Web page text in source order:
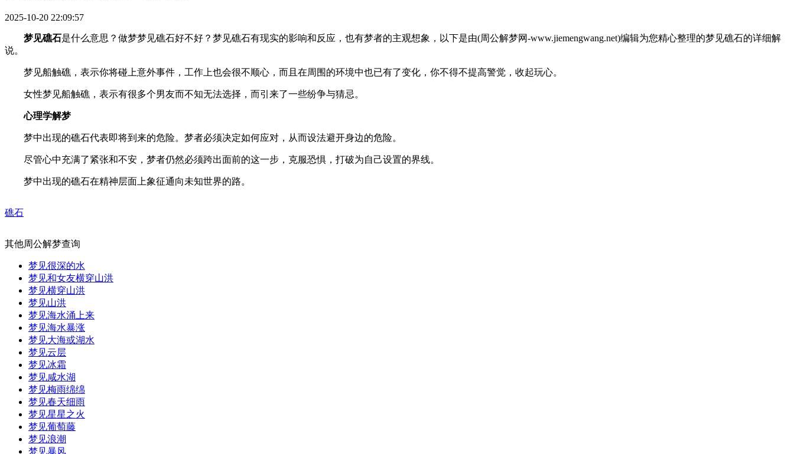
2025-10-20 22:09:57
梦见礁石是什么意思？做梦梦见礁石好不好？梦见礁石有现实的影响和反应，也有梦者的主观想象，以下是由(周公解梦网-www.jiemengwang.net)编辑为您精心整理的梦见礁石的详细解
说。
梦见船触礁，表示你将碰上意外事件，工作上也会很不顺心，而且在周围的环境中也已有了变化，你不得不提高警觉，收起玩心。
女性梦见船触礁，表示有很多个男友而不知无法选择，而引来了一些纷争与猜忌。
心理学解梦
梦中出现的礁石代表即将到来的危险。梦者必须决定如何应对，从而设法避开身边的危险。
尽管心中充满了紧张和不安，梦者仍然必须跨出面前的这一步，克服恐惧，打破为自己设置的界线。
梦中出现的礁石在精神层面上象征通向未知世界的路。
礁石
其他周公解梦查询
梦见很深的水
梦见和女友横穿山洪
梦见横穿山洪
梦见山洪
梦见海水涌上来
梦见海水暴涨
梦见大海或湖水
梦见云层
梦见冰霜
梦见咸水湖
梦见梅雨绵绵
梦见春天细雨
梦见星星之火
梦见葡萄藤
梦见浪潮
梦见暴风